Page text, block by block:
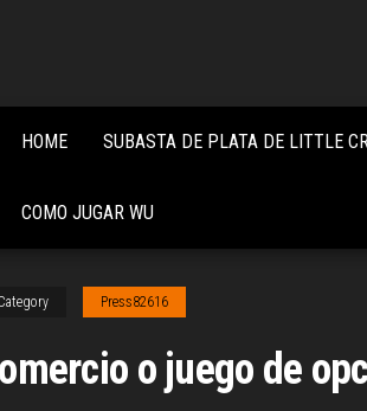
HOME SUBASTA DE PLATA DE LITTLE
COMO JUGAR WU
Press82616
o juego de